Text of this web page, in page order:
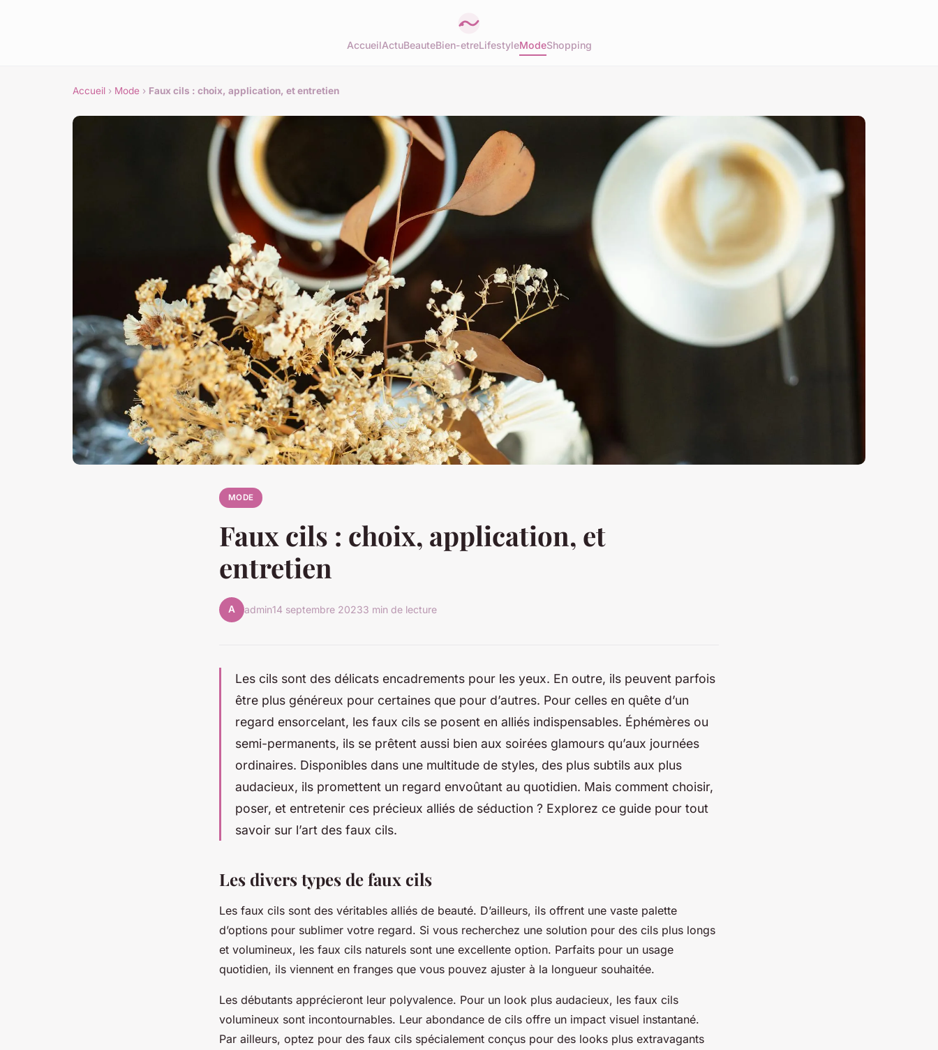
AccueilActuBeauteBien-etreLifestyleModeShopping
Accueil › Mode › Faux cils : choix, application, et entretien
MODE
Faux cils : choix, application, et
entretien
A admin14 septembre 20233 min de lecture
Les cils sont des délicats encadrements pour les yeux. En outre, ils peuvent parfois
être plus généreux pour certaines que pour d’autres. Pour celles en quête d’un
regard ensorcelant, les faux cils se posent en alliés indispensables. Éphémères ou
semi-permanents, ils se prêtent aussi bien aux soirées glamours qu’aux journées
ordinaires. Disponibles dans une multitude de styles, des plus subtils aux plus
audacieux, ils promettent un regard envoûtant au quotidien. Mais comment choisir,
poser, et entretenir ces précieux alliés de séduction ? Explorez ce guide pour tout
savoir sur l’art des faux cils.
Les divers types de faux cils
Les faux cils sont des véritables alliés de beauté. D’ailleurs, ils offrent une vaste palette
d’options pour sublimer votre regard. Si vous recherchez une solution pour des cils plus longs
et volumineux, les faux cils naturels sont une excellente option. Parfaits pour un usage
quotidien, ils viennent en franges que vous pouvez ajuster à la longueur souhaitée.
Les débutants apprécieront leur polyvalence. Pour un look plus audacieux, les faux cils
volumineux sont incontournables. Leur abondance de cils offre un impact visuel instantané.
Par ailleurs, optez pour des faux cils spécialement conçus pour des looks plus extravagants